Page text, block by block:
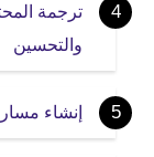
ترجمة
والتحسين
إنشاء